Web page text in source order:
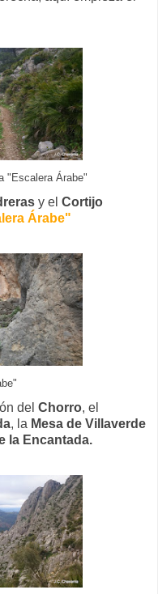
"Escalera Árabe"
y el Cortijo
Árabe"
del Chorro, el
, la Mesa de Villaverde
la Encantada.